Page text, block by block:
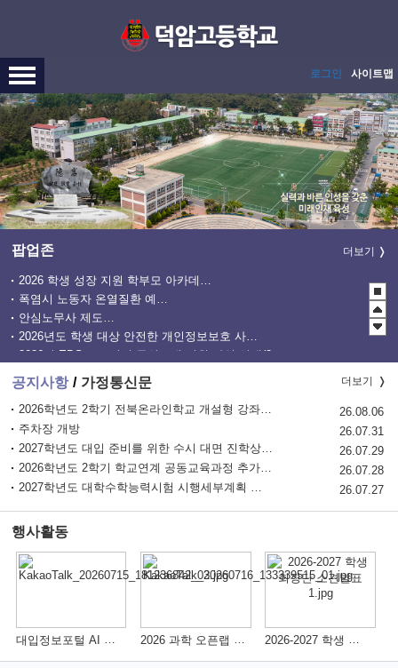
로그인 사이트맵
팝업존 더보기
청소년 도박예방 카드뉴스
2027학년도 EBS 수능연계교재 정오표 안내
관행적 부패행위 등 행동강령 위반 집중신고기간 운영
2026년 EBS 고교강의 무상교재 지원 사업 안내(2학기 2차)
2026년도 학생 대상 안전한 개인정보보호 사례 공모전
안심노무사 제도 홍보
폭염시 노동자 온열질환 예방수칙
2026 학생 성장 지원 학부모 아카데미 운영
2026학년도 대학입시결과
2026 등굣길 교통안전 수칙
공지사항 더보기
2026학년도 2학기 전북온라인학교 개설형 강좌 참여학생 모집(수정)
26.08.06
주차장 개방
26.07.31
2027학년도 대입 준비를 위한 수시 대면 진학상담 운영 및 신청 안내
26.07.29
2026학년도 2학기 학교연계 공동교육과정 추가 면접 대상자 발표
26.07.28
2027학년도 대학수학능력시험 시행세부계획 공고 및 원서접수 안내
26.07.27
가정통신문
행사활동
대입정보포털 AI 기반 대화형 대입 챗봇 서비스 고등학교 방문 체험 2026 과학 오픈랩 활동 2026-2027 학생 회장단 소견발표, 선거